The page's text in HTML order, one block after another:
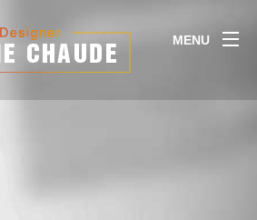
MENU